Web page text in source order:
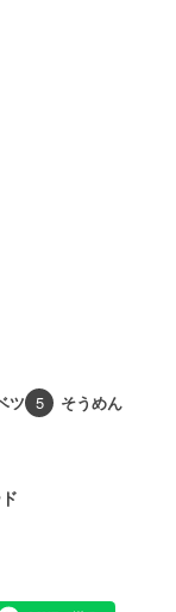
ツ 5 そうめん